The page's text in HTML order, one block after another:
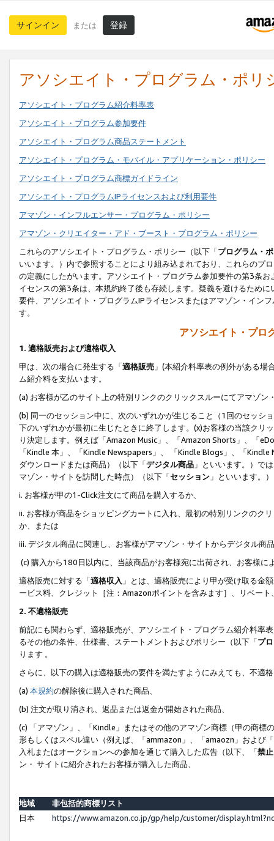
サインイン または 登録
アソシエイト・プログラム・ポリ
アソシエイト・プログラム紹介料率表
アソシエイト・プログラム参加要件
アソシエイト・プログラム商品ステートメント
アソシエイト・プログラム・モバイル・アプリケーション・ポリシー
アソシエイト・プログラム商標ガイドライン
アソシエイト・プログラムIPライセンスおよび利用要件
アマゾン・インフルエンサー・プログラム・ポリシー
アマゾン・クリエイター・アド・ブースト・プログラム・ポリシー
これらのアソシエイト・プログラム・ポリシー（以下「プログラム・
いいます。）内で参照することにより組み込まれており、これらのプ
の定義にしたがいます。アソシエイト・プログラム参加要件の第3条
イセンスの第3条は、本規約終了後も存続します。疑義を避けるため
要件、アソシエイト・プログラムIPライセンスまたはアマゾン・イン
す。
アソシエイト・プロ
1. 適格販売および適格収入
甲は、次の場合に発生する「適格販売 」(本紹介料率表の例外がある
ム紹介料を支払います。
(a) お客様が乙のサイト上の特別リンクのクリックスルーにてアマゾン
(b) 同一のセッション中に、次のいずれかが生じること（1回のセッシ
下のいずれかが最初に生じたときに終了します。(x)お客様の当該ク
り決定します。例えば「Amazon Music」、「Amazon Shorts」、「
「Kindle 本」、「Kindle Newspapers」、 「Kindle Blogs」、「
ダウンロードまたは商品）（以下「デジタル商品 」といいます。）で
マゾン・サイトを訪問した時点）（以下「セッション 」といいます。
i. お客様が甲の1-Click注文にて商品を購入するか、
ii. お客様が商品をショッピングカートに入れ、最初の特別リンクのク
か、または
iii. デジタル商品に関連し、お客様がアマゾン・サイトからデジタル
(c) 購入から180日以内に、当該商品がお客様宛に出荷され、お客様
適格販売に対する「適格収入 」とは、適格販売により甲が受け取る金
ービス料、クレジット［注：Amazonポイントを含みます］、リベー
2. 不適格販売
前記にも関わらず、適格販売が、アソシエイト・プログラム紹介料率
るその他の条件、仕様書、ステートメントおよびポリシー（以下「プ
ります 。
さらに、以下の購入は適格販売の要件を満たすようにみえても、不適
(a) 本規約の解除後に購入された商品、
(b) 注文が取り消され、返品または返金が開始された商品、
(c) 「アマゾン」、「Kindle」またはその他のアマゾン商標（甲の商
形もしくはスペル違い（例えば、「ammazon」、「amaozn」および
入札またはオークションへの参加を通じて購入した広告（以下、「禁
ン・ サイトに紹介されたお客様が購入した商品、
地域
非包括的商標リスト
日本
https://www.amazon.co.jp/gp/help/customer/